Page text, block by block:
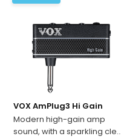
VOX AmPlug3 Hi Gain
Modern high-gain amp
sound, with a sparkling cle...